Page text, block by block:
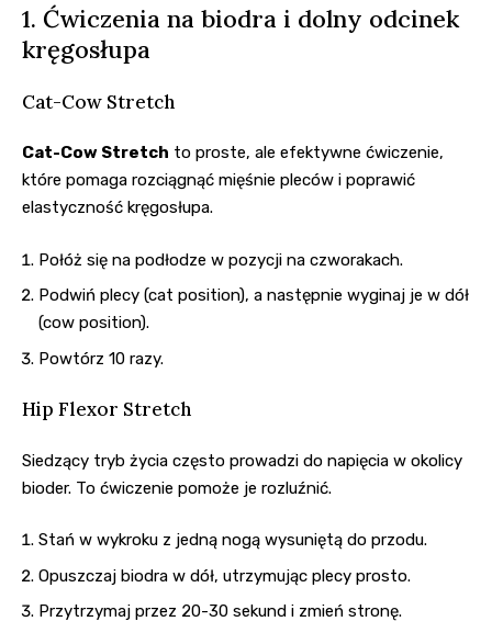
1. Ćwiczenia na biodra i dolny odcinek
kręgosłupa
Cat-Cow Stretch
Cat-Cow Stretch to proste, ale efektywne ćwiczenie,
które pomaga rozciągnąć mięśnie pleców i poprawić
elastyczność kręgosłupa.
Połóż się na podłodze w pozycji na czworakach.
Podwiń plecy (cat position), a następnie wyginaj je w dół
(cow position).
Powtórz 10 razy.
Hip Flexor Stretch
Siedzący tryb życia często prowadzi do napięcia w okolicy
bioder. To ćwiczenie pomoże je rozluźnić.
Stań w wykroku z jedną nogą wysuniętą do przodu.
Opuszczaj biodra w dół, utrzymując plecy prosto.
Przytrzymaj przez 20-30 sekund i zmień stronę.